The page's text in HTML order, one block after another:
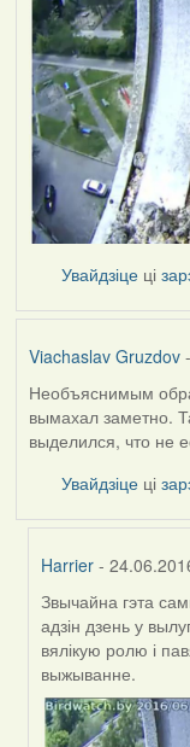
Увайдзіце ці
Viachaslav Gruzdov
Необъяснимым
вымахал заметно.
выделился, что не
Увайдзіце ці
Harrier -
In
reply
to
by
Viachaslav
Gruzdov
Звычайна гэта
адзін дзень у
вялікую ролю і
выжыванне.